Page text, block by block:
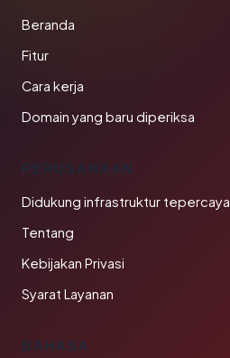
Beranda
Fitur
Cara kerja
Domain yang baru diperiksa
PERUSAHAAN
Didukung infrastruktur tepercaya
Tentang
Kebijakan Privasi
Syarat Layanan
BAHASA